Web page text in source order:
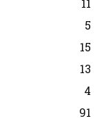
11
5
15
13
4
91